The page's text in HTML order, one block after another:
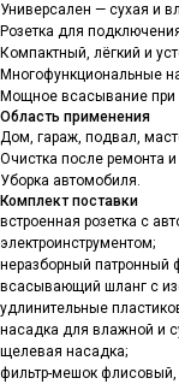
Универсален — сухая и
Розетка для
Компактный, лёгкий и
Многофункциональные
Мощное всасывание при
Область применения
Дом, гараж, подвал,
Очистка после ремонта и
Уборка автомобиля.
Комплект поставки
встроенная розетка с
электроинструментом;
неразборный патронный
всасывающий шланг с
удлинительные
насадка для влажной и
щелевая насадка;
фильтр-мешок флисовый,